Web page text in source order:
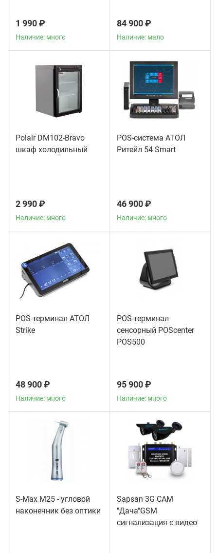
1 990 ₽
Наличие: много
84 900 ₽
Наличие: мало
Polair DM102-Bravo
шкаф холодильный
2 990 ₽
Наличие: много
POS-система АТОЛ
Ритейл 54 Smart
46 900 ₽
Наличие: много
POS-терминал АТОЛ
Strike
48 900 ₽
Наличие: много
POS-терминал
сенсорный POScenter
POS500
95 900 ₽
Наличие: много
S-Max M25 - угловой
наконечник без оптики
Sapsan 3G CAM
"Дача"GSM
сигнализация с видео